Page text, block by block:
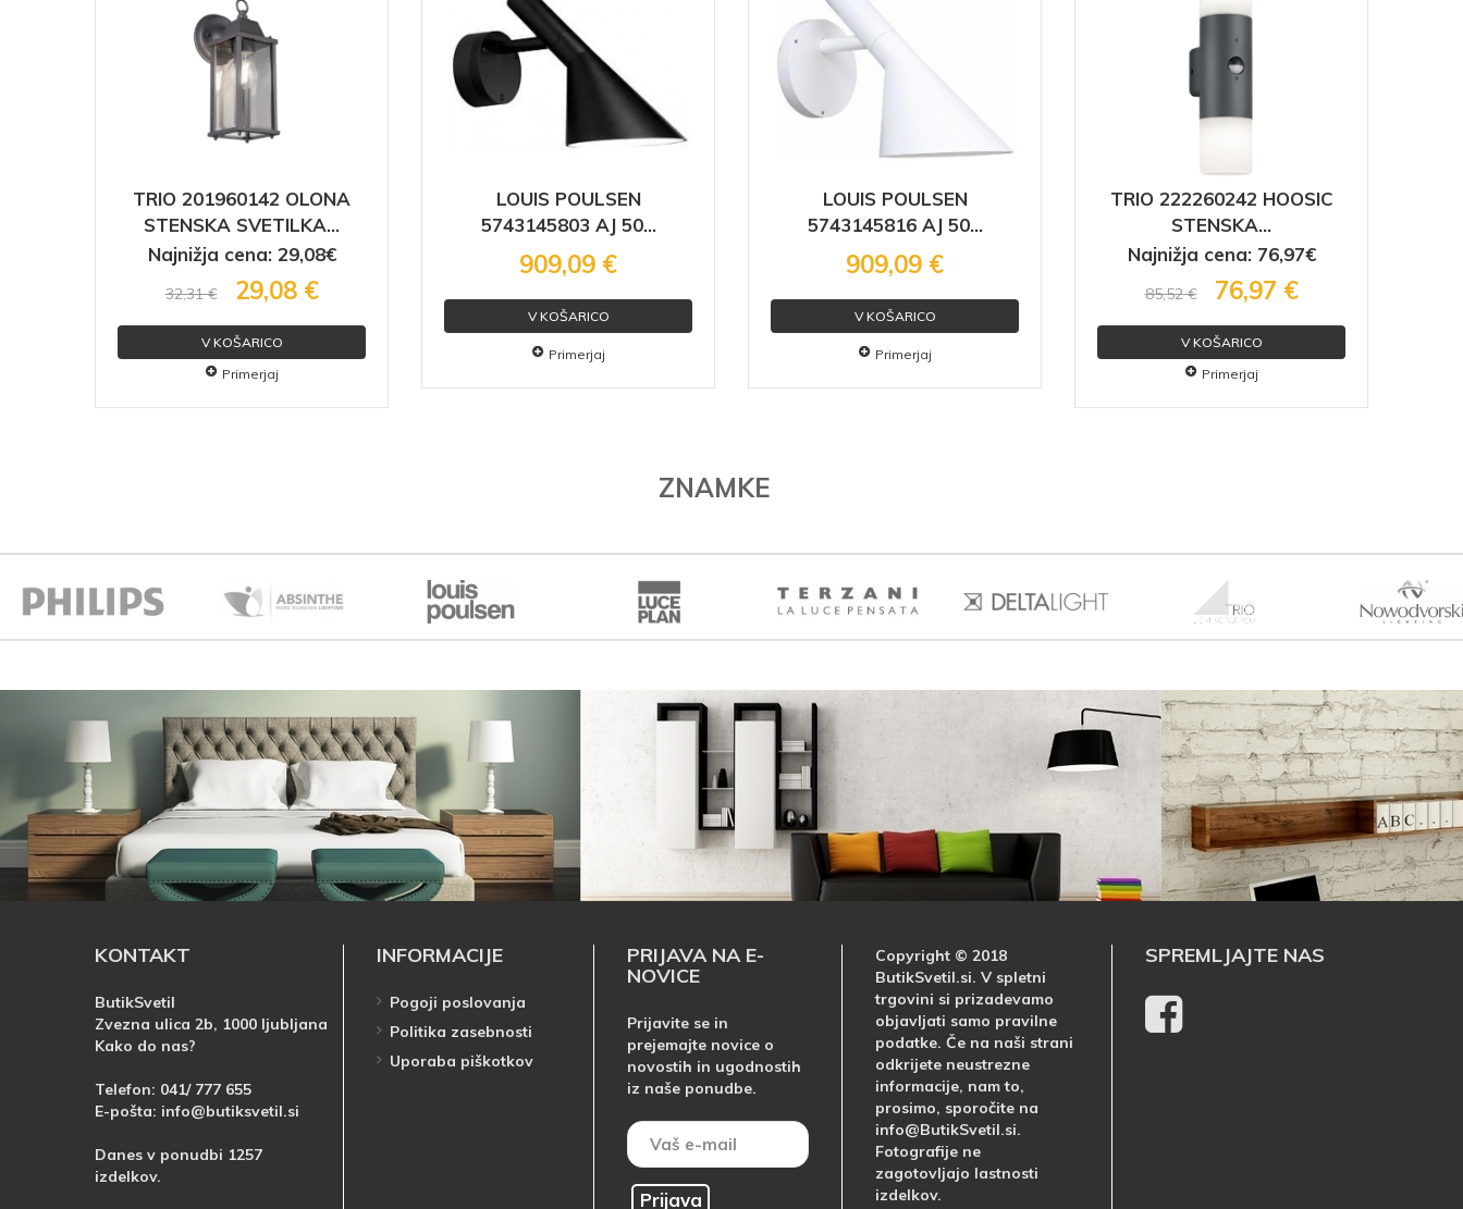
TRIO 201960142 OLONA
STENSKA SVETILKA...
Najnižja cena: 29,08€
32,31 € 29,08 €
V KOŠARICO
Primerjaj
LOUIS POULSEN
5743145803 AJ 50...
909,09 €
V KOŠARICO
Primerjaj
LOUIS POULSEN
5743145816 AJ 50...
909,09 €
V KOŠARICO
Primerjaj
TRIO 222260242 HOOSIC
STENSKA...
Najnižja cena: 76,97€
85,52 € 76,97 €
V KOŠARICO
Primerjaj
ZNAMKE
KONTAKT
ButikSvetil
Zvezna ulica 2b, 1000 ljubljana
Kako do nas?
Telefon: 041/ 777 655
E-pošta: info@butiksvetil.si
Danes v ponudbi 1257
izdelkov.
INFORMACIJE
Pogoji poslovanja
Politika zasebnosti
Uporaba piškotkov
PRIJAVA NA E-
NOVICE
Prijavite se in
prejemajte novice o
novostih in ugodnostih
iz naše ponudbe.
Prijava
Copyright © 2018
ButikSvetil.si. V spletni
trgovini si prizadevamo
objavljati samo pravilne
podatke. Če na naši strani
odkrijete neustrezne
informacije, nam to,
prosimo, sporočite na
info@ButikSvetil.si.
Fotografije ne
zagotovljajo lastnosti
izdelkov.
SPREMLJAJTE NAS